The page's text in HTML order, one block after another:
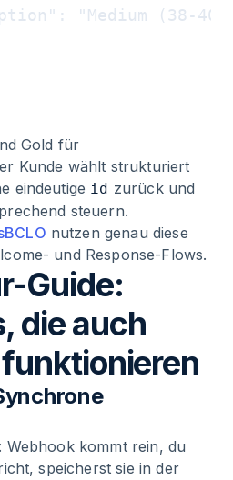
"Medium (38-
Gold für
Kunde wählt strukturiert
eindeutige id zurück und
steuern.
nutzen genau diese
und Response-Flows.
Guide:
die auch
Webhook kommt rein, du
speicherst sie in der